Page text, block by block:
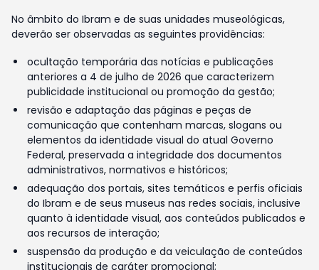
No âmbito do Ibram e de suas unidades museológicas,
deverão ser observadas as seguintes providências:
ocultação temporária das notícias e publicações
anteriores a 4 de julho de 2026 que caracterizem
publicidade institucional ou promoção da gestão;
revisão e adaptação das páginas e peças de
comunicação que contenham marcas, slogans ou
elementos da identidade visual do atual Governo
Federal, preservada a integridade dos documentos
administrativos, normativos e históricos;
adequação dos portais, sites temáticos e perfis oficiais
do Ibram e de seus museus nas redes sociais, inclusive
quanto à identidade visual, aos conteúdos publicados e
aos recursos de interação;
suspensão da produção e da veiculação de conteúdos
institucionais de caráter promocional;